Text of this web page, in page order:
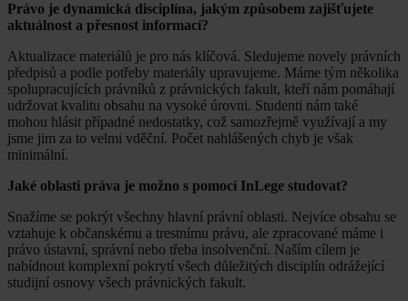
Právo je dynamická disciplína, jakým způsobem zajišťujete
aktuálnost a přesnost informací?
Aktualizace materiálů je pro nás klíčová. Sledujeme novely právních
předpisů a podle potřeby materiály upravujeme. Máme tým několika
spolupracujících právníků z právnických fakult, kteří nám pomáhají
udržovat kvalitu obsahu na vysoké úrovni. Studenti nám také
mohou hlásit případné nedostatky, což samozřejmě využívají a my
jsme jim za to velmi vděční. Počet nahlášených chyb je však
minimální.
Jaké oblasti práva je možno s pomocí InLege studovat?
Snažíme se pokrýt všechny hlavní právní oblasti. Nejvíce obsahu se
vztahuje k občanskému a trestnímu právu, ale zpracované máme i
právo ústavní, správní nebo třeba insolvenční. Naším cílem je
nabídnout komplexní pokrytí všech důležitých disciplín odrážející
studijní osnovy všech právnických fakult.